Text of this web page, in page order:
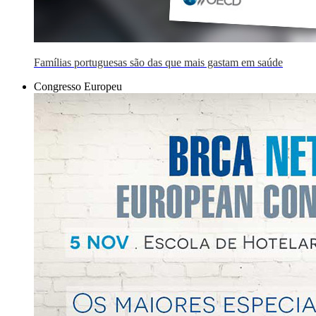
Famílias portuguesas são das que mais gastam em saúde
Congresso Europeu